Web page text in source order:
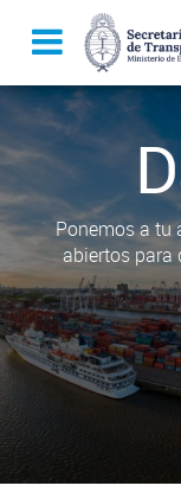
Ponemos a tu
abiertos para